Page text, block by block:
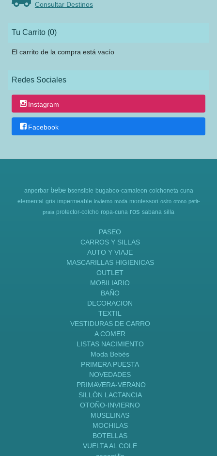
Consultar Destinos
Tu Carrito (0)
El carrito de la compra está vacío
Redes Sociales
Instagram
Facebook
anperbar bebe bsensible bugaboo-camaleon colchoneta cuna
elemental gris impermeable invierno moda montessori osito otono petit-
praia protector-colcho ropa-cuna ros sabana silla
PASEO
CARROS Y SILLAS
AUTO Y VIAJE
MASCARILLAS HIGIENICAS
OUTLET
MOBILIARIO
BAÑO
DECORACION
TEXTIL
VESTIDURAS DE CARRO
A COMER
LISTAS NACIMIENTO
Moda Bebès
PRIMERA PUESTA
NOVEDADES
PRIMAVERA-VERANO
SILLÒN LACTANCIA
OTOÑO-INVIERNO
MUSELINAS
MOCHILAS
BOTELLAS
VUELTA AL COLE